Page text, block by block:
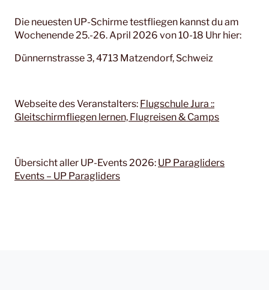
Die neuesten UP-Schirme testfliegen kannst du am
Wochenende 25.-26. April 2026 von 10-18 Uhr hier:
Dünnernstrasse 3, 4713 Matzendorf, Schweiz
Webseite des Veranstalters: Flugschule Jura ::
Gleitschirmfliegen lernen, Flugreisen & Camps
Übersicht aller UP-Events 2026: UP Paragliders
Events – UP Paragliders